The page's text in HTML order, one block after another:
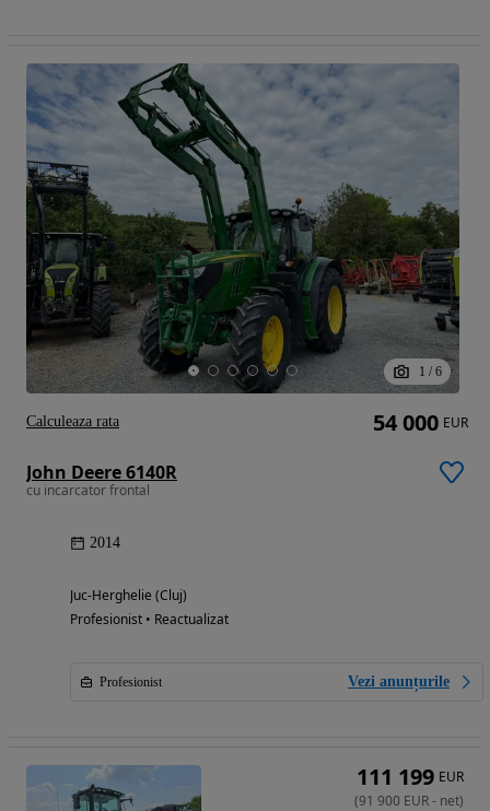
1 / 6
John Deere 6140R
cu incarcator frontal
2014
Juc-Herghelie (Cluj)
Profesionist • Reactualizat
Profesionist Vezi anunțurile
54 000 EUR
Calculeaza rata
111 199 EUR
(91 900 EUR- net)